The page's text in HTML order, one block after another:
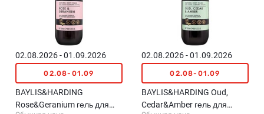
02.08.2026 - 01.09.2026
02.08-01.09
BAYLIS&HARDING
Rose&Geranium гель для
02.08.2026 - 01.09.2026
02.08-01.09
BAYLIS&HARDING Oud,
Cedar&Amber гель для